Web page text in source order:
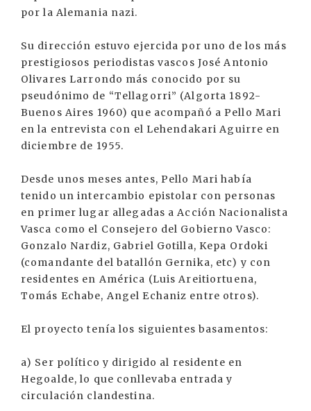
por la Alemania nazi.
Su dirección estuvo ejercida por uno de los más
prestigiosos periodistas vascos José Antonio
Olivares Larrondo más conocido por su
pseudónimo de “Tellagorri” (Algorta 1892-
Buenos Aires 1960) que acompañó a Pello Mari
en la entrevista con el Lehendakari Aguirre en
diciembre de 1955.
Desde unos meses antes, Pello Mari había
tenido un intercambio epistolar con personas
en primer lugar allegadas a Acción Nacionalista
Vasca como el Consejero del Gobierno Vasco:
Gonzalo Nardiz, Gabriel Gotilla, Kepa Ordoki
(comandante del batallón Gernika, etc) y con
residentes en América (Luis Areitiortuena,
Tomás Echabe, Angel Echaniz entre otros).
El proyecto tenía los siguientes basamentos:
a) Ser político y dirigido al residente en
Hegoalde, lo que conllevaba entrada y
circulación clandestina.